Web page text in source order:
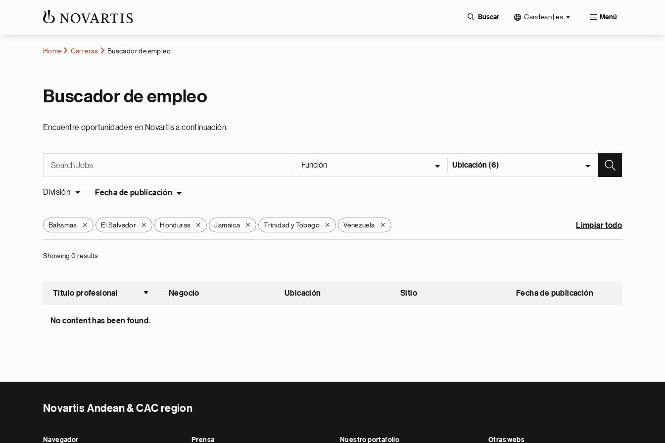
Buscar Candean | es Menú
Home Carreras Buscador de empleo
Buscador de empleo
Encuentre oportunidades en Novartis a continuación.
Función Ubicación (6)
División Fecha de publicación
Bahamas X El Salvador X Honduras X Jamaica X Trinidad y Tobago X Venezuela X Limpiar todo
Showing 0 results
Título profesional
Ordenar ascendente
Negocio Ubicación Sitio Fecha de publicación
No content has been found.
Novartis Andean & CAC region
Navegador Prensa Nuestro portafolio Otras webs